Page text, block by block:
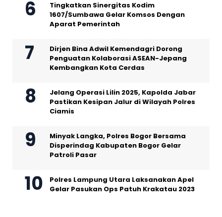
Tingkatkan Sinergitas Kodim
1607/Sumbawa Gelar Komsos Dengan
Aparat Pemerintah
Dirjen Bina Adwil Kemendagri Dorong
Penguatan Kolaborasi ASEAN-Jepang
Kembangkan Kota Cerdas
Jelang Operasi Lilin 2025, Kapolda Jabar
Pastikan Kesipan Jalur di Wilayah Polres
Ciamis
Minyak Langka, Polres Bogor Bersama
Disperindag Kabupaten Bogor Gelar
Patroli Pasar
Polres Lampung Utara Laksanakan Apel
Gelar Pasukan Ops Patuh Krakatau 2023